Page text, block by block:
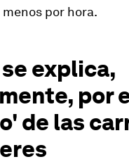
por hora.
explica,
por
de las